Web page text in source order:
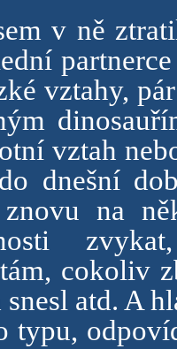
v ně
vztahy,
vztah
dnešní
znovu na
cokoliv
atd. A
typu,